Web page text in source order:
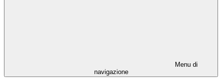
Menu di
navigazione